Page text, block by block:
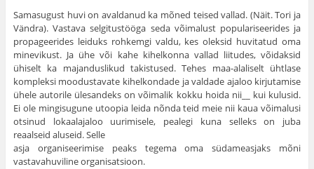
Samasugust huvi on avaldanud ka mõned teised vallad. (Näit. Tori ja
Vändra). Vastava selgitustööga seda võimalust populariseerides ja
propageerides leiduks rohkemgi valdu, kes oleksid huvitatud oma
minevikust. Ja ühe või kahe kihelkonna vallad liitudes, võidaksid
ühiselt ka majanduslikud takistused. Tehes maa-alaliselt ühtlase
kompleksi moodustavate kihelkondade ja valdade ajaloo kirjutamise
ühele autorile ülesandeks on võimalik kokku hoida nii__ kui kulusid.
Ei ole mingisugune utoopia leida nõnda teid meie nii kaua võimalusi
otsinud lokaalajaloo uurimisele, pealegi kuna selleks on juba
reaalseid aluseid. Selle
asja organiseerimise peaks tegema oma südameasjaks mõni
vastavahuviline organisatsioon.